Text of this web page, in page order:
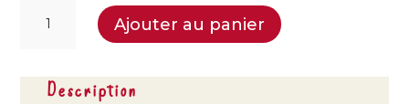
crevette
Ajouter au panier
Description